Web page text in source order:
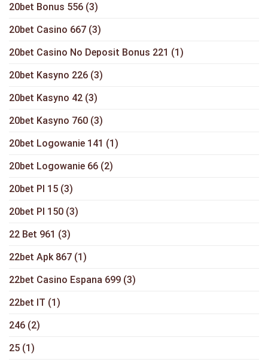
20bet Bonus 556 (3)
20bet Casino 667 (3)
20bet Casino No Deposit Bonus 221 (1)
20bet Kasyno 226 (3)
20bet Kasyno 42 (3)
20bet Kasyno 760 (3)
20bet Logowanie 141 (1)
20bet Logowanie 66 (2)
20bet Pl 15 (3)
20bet Pl 150 (3)
22 Bet 961 (3)
22bet Apk 867 (1)
22bet Casino Espana 699 (3)
22bet IT (1)
246 (2)
25 (1)